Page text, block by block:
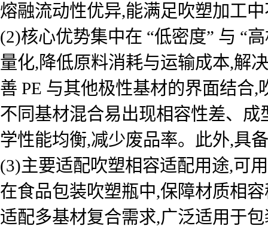
熔融流动性优异,能满足吹塑加工
(2)核心优势集中在 “低密度” 与 “
量化,降低原料消耗与运输成本,解
善 PE 与其他极性基材的界面结合
不同基材混合易出现相容性差、
学性能均衡,减少废品率。此外,具
(3)主要适配吹塑相容适配用途,可
在食品包装吹塑瓶中,保障材质相
适配多基材复合需求,广泛适用于